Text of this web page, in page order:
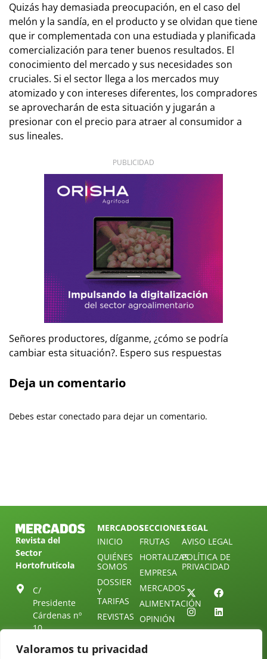
Valoramos tu privacidad
Quizás hay demasiada preocupación, en el caso del
melón y la sandía, en el producto y se olvidan que tiene
que ir complementada con una estudiada y planificada
comercialización para tener buenos resultados. El
conocimiento del mercado y sus necesidades son
cruciales. Si el sector llega a los mercados muy
atomizado y con intereses diferentes, los compradores
se aprovecharán de esta situación y jugarán a
presionar con el precio para atraer al consumidor a
sus lineales.
PUBLICIDAD
Señores productores, díganme, ¿cómo se podría
cambiar esta situación?. Espero sus respuestas
Deja un comentario
Debes estar conectado para dejar un comentario.
Revista del
Sector
Hortofrutícola
C/
Presidente
Cárdenas nº
10.
Sevilla.
MERCADOS
INICIO
QUIÉNES
SOMOS
DOSSIER
Y
TARIFAS
REVISTAS
NEWSLETTER
SUSCRIPCIÓN
SECCIONES
FRUTAS
HORTALIZAS
EMPRESA
MERCADOS
ALIMENTACIÓN
OPINIÓN
30
LEGAL
AVISO LEGAL
POLÍTICA DE
PRIVACIDAD